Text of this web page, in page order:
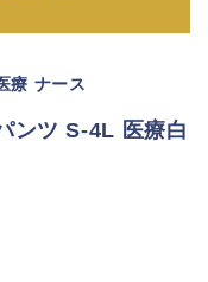
療 ナース
ンツ S-4L 医療白